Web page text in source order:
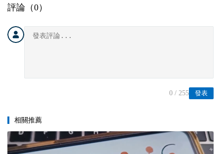
評論（0）
發表
0 / 255
相關推薦